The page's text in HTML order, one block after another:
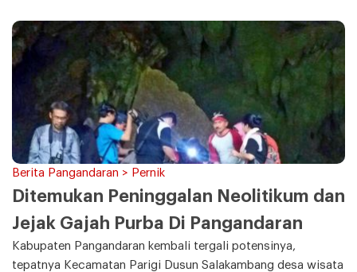
Berita Pangandaran > Pernik
Ditemukan Peninggalan Neolitikum dan
Jejak Gajah Purba Di Pangandaran
Kabupaten Pangandaran kembali tergali potensinya,
tepatnya Kecamatan Parigi Dusun Salakambang desa wisata